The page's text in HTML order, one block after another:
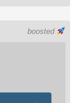
boosted